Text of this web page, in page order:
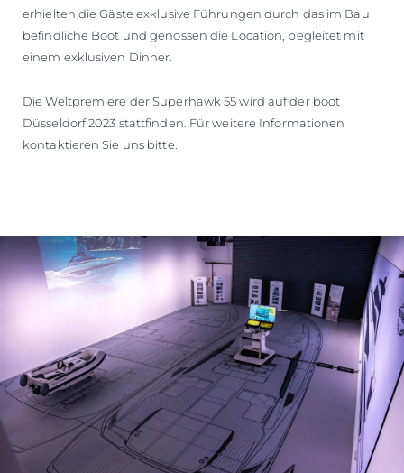
erhielten die Gäste exklusive Führungen durch das im Bau
befindliche Boot und genossen die Location, begleitet mit
einem exklusiven Dinner.
Die Weltpremiere der Superhawk 55 wird auf der boot
Düsseldorf 2023 stattfinden. Für weitere Informationen
kontaktieren Sie uns bitte.